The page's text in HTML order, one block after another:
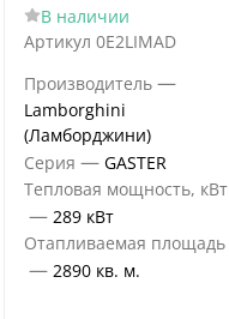
В наличии
Артикул 0E2LIMAD
Производитель —
Lamborghini
(Ламборджини)
Серия — GASTER
Тепловая мощность, кВт
— 289 кВт
Отапливаемая площадь
— 2890 кв. м.